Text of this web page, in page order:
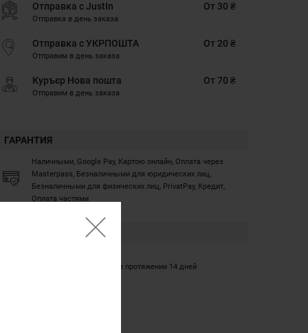
Отправка с JustIn
Отправка в день заказа
От 30 ₴
Отправка с УКРПОШТА
Отправим в день заказа
От 20 ₴
Куръєр Нова пошта
Отправим в день заказа
От 70 ₴
ГАРАНТИЯ
Наличными, Google Pay, Картою онлайн, Оплата через
Masterpass, Безналичными для юридических лиц,
Безналичными для физических лиц, PrivatPay, Кредит,
Оплата частями
Обмен/возврат товара на протяжении 14 дней